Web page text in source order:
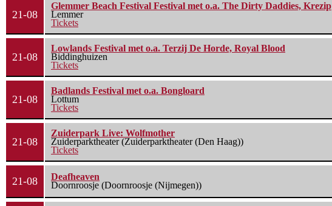
21-08
Glemmer Beach Festival Festival met o.a. The Dirty Daddies, Krezip
Lemmer
Tickets
21-08
Lowlands Festival met o.a. Terzij De Horde, Royal Blood
Biddinghuizen
Tickets
21-08
Badlands Festival met o.a. Bongloard
Lottum
Tickets
21-08
Zuiderpark Live: Wolfmother
Zuiderparktheater (Zuiderparktheater (Den Haag))
Tickets
21-08
Deafheaven
Doornroosje (Doornroosje (Nijmegen))